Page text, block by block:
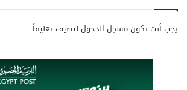
نظام Zero Trust
ن
تيجب أنت تكونمسجل الدخول لتضيف تعليقاً.